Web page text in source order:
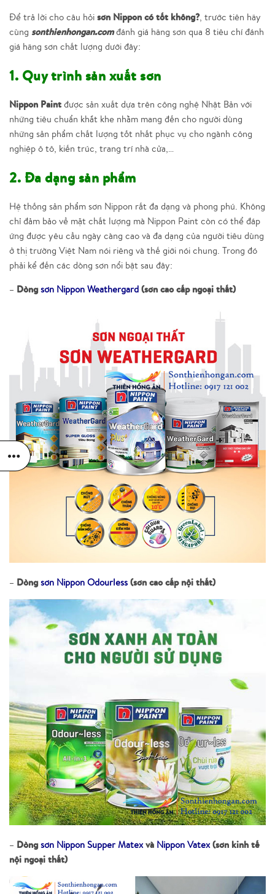
Để trả lời cho câu hỏi sơn Nippon có tốt không?, trước tiên hãy
cùng sonthienhongan.comđánh giá hãng sơn qua 8 tiêu chí đánh
giá hãng sơn chất lượng dưới đây:
1. Quy trình sản xuất sơn
Nippon Paint được sản xuất dựa trên công nghệ Nhật Bản với
những tiêu chuẩn khắt khe nhằm mang đến cho người dùng
những sản phẩm chất lượng tốt nhất phục vụ cho ngành công
nghiệp ô tô, kiến trúc, trang trí nhà cửa,…
2. Đa dạng sản phẩm
Hệ thống sản phẩm sơn Nippon rất đa dạng và phong phú. Không
chỉ đảm bảo về mặt chất lượng mà Nippon Paint còn có thể đáp
ứng được yêu cầu ngày càng cao và đa dạng của người tiêu dùng
ở thị trường Việt Nam nói riêng và thế giới nói chung. Trong đó
phải kể đến các dòng sơn nổi bật sau đây:
– Dòngsơn Nippon Weathergard (sơn cao cấp ngoại thất)
– Dòngsơn Nippon Odourless (sơn cao cấp nội thất)
– Dòngsơn Nippon Supper Matexvà Nippon Vatex(sơn kinh tế
nội ngoại thất)